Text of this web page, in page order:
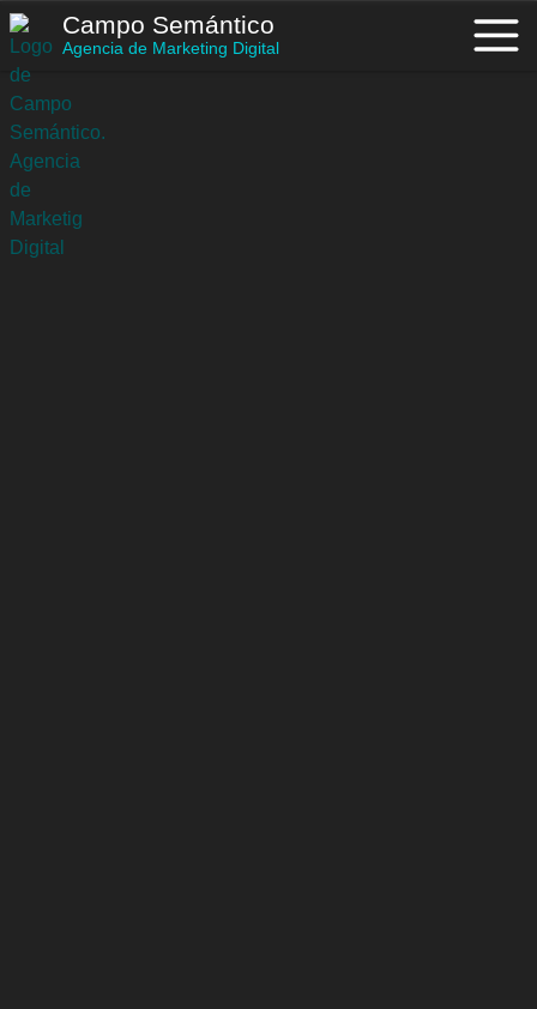
Saltar
al
contenido
Campo Semántico
Agencia de Marketing Digital